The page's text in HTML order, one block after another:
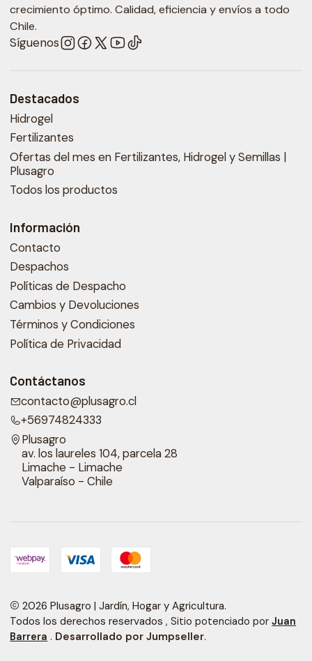
crecimiento óptimo. Calidad, eficiencia y envíos a todo
Chile.
Síguenos
Destacados
Hidrogel
Fertilizantes
Ofertas del mes en Fertilizantes, Hidrogel y Semillas |
Plusagro
Todos los productos
Información
Contacto
Despachos
Políticas de Despacho
Cambios y Devoluciones
Términos y Condiciones
Política de Privacidad
Contáctanos
contacto@plusagro.cl
+56974824333
Plusagro
av. los laureles 104, parcela 28
Limache - Limache
Valparaíso - Chile
2026 Plusagro | Jardín, Hogar y Agricultura.
Todos los derechos reservados , Sitio potenciado porJuan
Barrera . Desarrollado por Jumpseller.